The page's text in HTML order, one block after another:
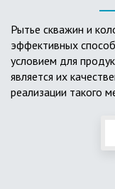
Рытье скважин и
эффективных
условием для
является их
реализации такого
Главное и
возможность